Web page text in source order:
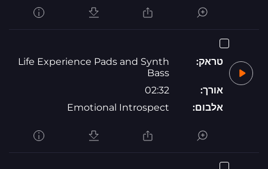
טראק:
Life Experience Pads and Synth
Bass
אורך:
02:32
אלבום:
Emotional Introspect